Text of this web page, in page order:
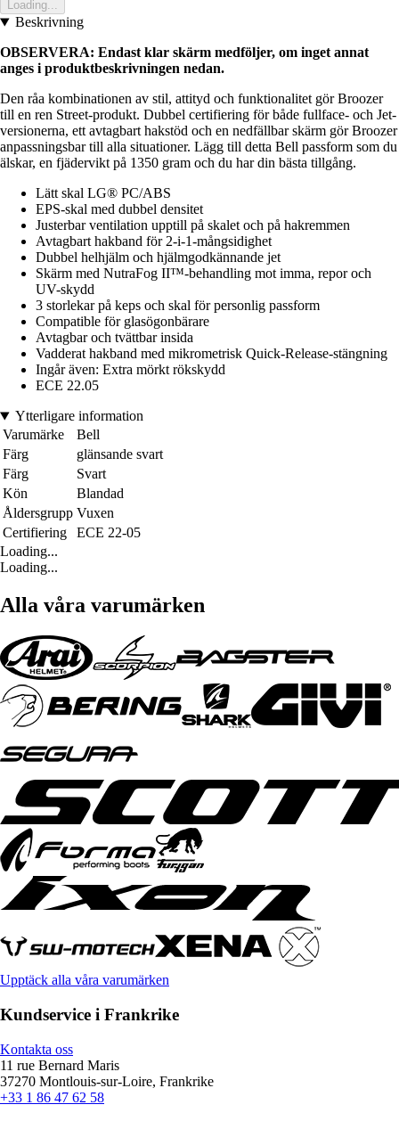
Loading...
Beskrivning
OBSERVERA: Endast klar skärm medföljer, om inget annat
anges i produktbeskrivningen nedan.
Den råa kombinationen av stil, attityd och funktionalitet gör Broozer
till en ren Street-produkt. Dubbel certifiering för både fullface- och Jet-
versionerna, ett avtagbart hakstöd och en nedfällbar skärm gör Broozer
anpassningsbar till alla situationer. Lägg till detta Bell passform som du
älskar, en fjädervikt på 1350 gram och du har din bästa tillgång.
Lätt skal LG® PC/ABS
EPS-skal med dubbel densitet
Justerbar ventilation upptill på skalet och på hakremmen
Avtagbart hakband för 2-i-1-mångsidighet
Dubbel helhjälm och hjälmgodkännande jet
Skärm med NutraFog II™-behandling mot imma, repor och
UV-skydd
3 storlekar på keps och skal för personlig passform
Compatible för glasögonbärare
Avtagbar och tvättbar insida
Vadderat hakband med mikrometrisk Quick-Release-stängning
Ingår även: Extra mörkt rökskydd
ECE 22.05
Ytterligare information
Varumärke
Bell
Färg
glänsande svart
Färg
Svart
Kön
Blandad
Åldersgrupp Vuxen
Certifiering
ECE 22-05
Loading...
Loading...
Alla våra varumärken
Upptäck alla våra varumärken
Kundservice i Frankrike
Kontakta oss
11 rue Bernard Maris
37270 Montlouis-sur-Loire, Frankrike
+33 1 86 47 62 58